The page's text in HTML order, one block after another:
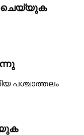
ചെയ്യുക
പശ്ചാത്തലം